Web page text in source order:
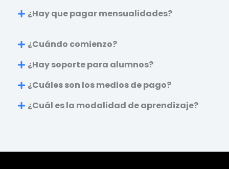
¿Hay que pagar mensualidades?​
¿Cuándo comienzo?
¿Hay soporte para alumnos?
¿Cuáles son los medios de pago?
¿Cuál es la modalidad de aprendizaje?